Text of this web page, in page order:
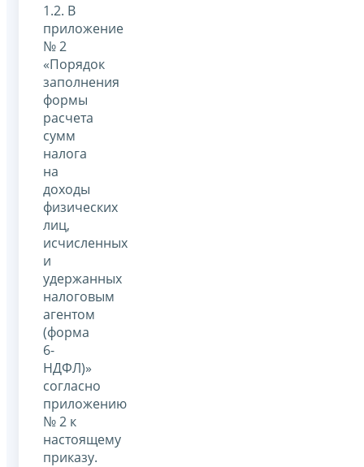
1.2. В
приложение
№ 2
«Порядок
заполнения
формы
расчета
сумм
налога
на
доходы
физических
лиц,
исчисленных
и
удержанных
налоговым
агентом
(форма
6-
НДФЛ)»
согласно
приложению
№ 2 к
настоящему
приказу.